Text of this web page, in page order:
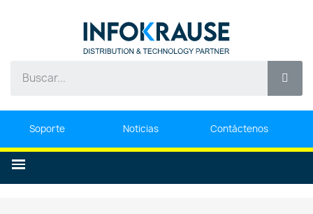
Soporte Noticias Contáctenos